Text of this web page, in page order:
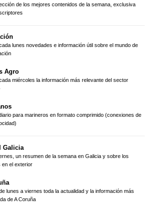
de los mejores contenidos de la semana, exclusiva
lunes novedades e información útil sobre el mundo de
Agro
miércoles la información más relevante del sector
para marineros en formato comprimido (conexiones de
Galicia
un resumen de la semana en Galicia y sobre los
en el exterior
lunes a viernes toda la actualidad y la información más
de A Coruña